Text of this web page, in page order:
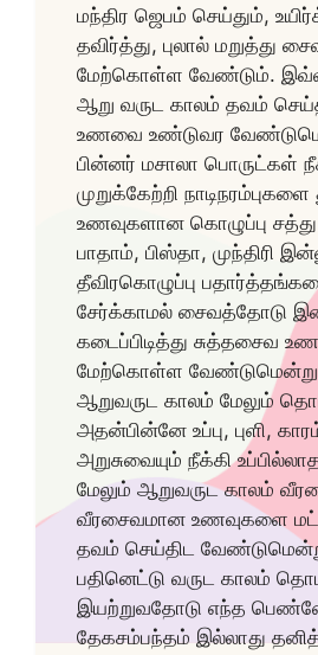
மந்திர ஜெபம் செய்தும்,
தவிர்த்து, புலால் மறுத்து
மேற்கொள்ள வேண்டும்.
ஆறு வருட காலம் தவம்
உணவை உண்டுவர
பின்னர் மசாலா பொருட்கள்
முறுக்கேற்றி
உணவுகளான கொழுப்பு சத்து
பாதாம், பிஸ்தா, முந்திரி
தீவிரகொழுப்பு
சேர்க்காமல் சைவத்தோடு
கடைப்பிடித்து சுத்தசைவ
மேற்கொள்ள
ஆறுவருட காலம் மேலும்
அதன்பின்னே உப்பு, புளி,
அறுசுவையும் நீக்கி
மேலும் ஆறுவருட காலம்
வீரசைவமான உணவுகளை
தவம் செய்திட
பதினெட்டு வருட காலம்
இயற்றுவதோடு எந்த
தேகசம்பந்தம் இல்லாது